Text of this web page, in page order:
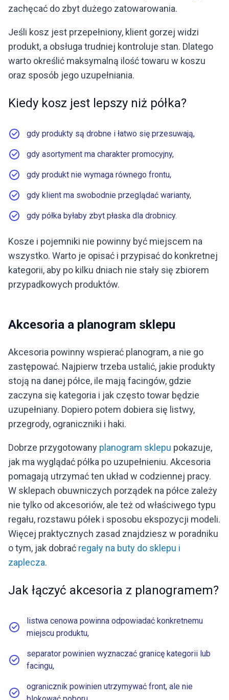
zachęcać do zbyt dużego zatowarowania.
Jeśli kosz jest przepełniony, klient gorzej widzi
produkt, a obsługa trudniej kontroluje stan. Dlatego
warto określić maksymalną ilość towaru w koszu
oraz sposób jego uzupełniania.
Kiedy kosz jest lepszy niż półka?
gdy produkty są drobne i łatwo się przesuwają,
gdy asortyment ma charakter promocyjny,
gdy produkt nie wymaga równego frontu,
gdy klient ma swobodnie przeglądać warianty,
gdy półka byłaby zbyt płaska dla drobnicy.
Kosze i pojemniki nie powinny być miejscem na
wszystko. Warto je opisać i przypisać do konkretnej
kategorii, aby po kilku dniach nie stały się zbiorem
przypadkowych produktów.
Akcesoria a planogram sklepu
Akcesoria powinny wspierać planogram, a nie go
zastępować. Najpierw trzeba ustalić, jakie produkty
stoją na danej półce, ile mają facingów, gdzie
zaczyna się kategoria i jak często towar będzie
uzupełniany. Dopiero potem dobiera się listwy,
przegrody, ograniczniki i haki.
Dobrze przygotowany planogram sklepu pokazuje,
jak ma wyglądać półka po uzupełnieniu. Akcesoria
pomagają utrzymać ten układ w codziennej pracy.
W sklepach obuwniczych porządek na półce zależy
nie tylko od akcesoriów, ale też od właściwego typu
regału, rozstawu półek i sposobu ekspozycji modeli.
Więcej praktycznych zasad znajdziesz w poradniku
o tym, jak dobrać regały na buty do sklepu i
zaplecza.
Jak łączyć akcesoria z planogramem?
listwa cenowa powinna odpowiadać konkretnemu
miejscu produktu,
separator powinien wyznaczać granicę kategorii lub
facingu,
ogranicznik powinien utrzymywać front, ale nie